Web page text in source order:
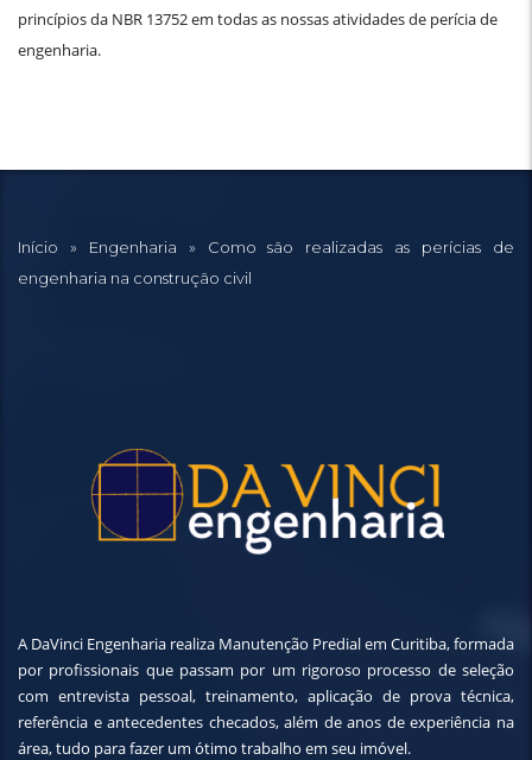
princípios da NBR 13752 em todas as nossas atividades de perícia de
engenharia.
Início » Engenharia » Como são realizadas as perícias de
engenharia na construção civil
A DaVinci Engenharia realiza Manutenção Predial em Curitiba, formada
por profissionais que passam por um rigoroso processo de seleção
com entrevista pessoal, treinamento, aplicação de prova técnica,
referência e antecedentes checados, além de anos de experiência na
área, tudo para fazer um ótimo trabalho em seu imóvel.